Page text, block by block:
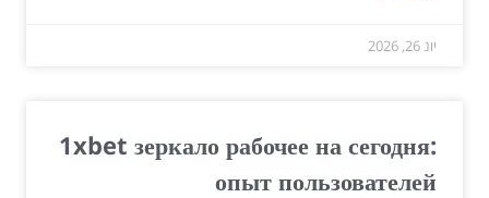
יונ 26, 2026
1xbet зеркало рабочее на сегодня:
опыт пользователей